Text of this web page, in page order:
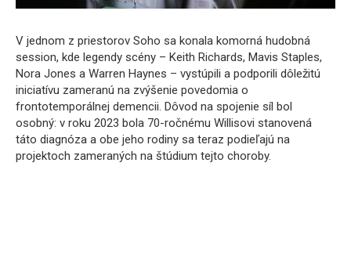
V jednom z priestorov Soho sa konala komorná hudobná
session, kde legendy scény – Keith Richards, Mavis Staples,
Nora Jones a Warren Haynes – vystúpili a podporili dôležitú
iniciatívu zameranú na zvýšenie povedomia o
frontotemporálnej demencii. Dôvod na spojenie síl bol
osobný: v roku 2023 bola 70-ročnému Willisovi stanovená
táto diagnóza a obe jeho rodiny sa teraz podieľajú na
projektoch zameraných na štúdium tejto choroby.